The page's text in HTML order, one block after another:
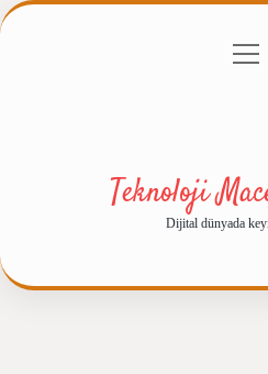
Gizlilik
Teknoloji
Dijital dünyada